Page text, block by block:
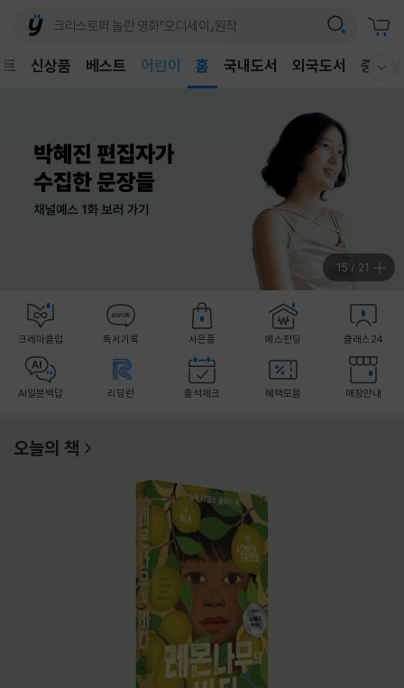
신상품 베스트
독후감
홈 국내도서 외국도서 중고샵
15 / 21
크레마클럽 독서기록 사은품 예스펀딩 클래스24
AI일문백답 리딩런 출석체크 혜택모음 매장안내
오늘의 책